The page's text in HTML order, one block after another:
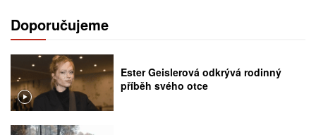
Doporučujeme
Ester Geislerová odkrývá rodinný
příběh svého otce